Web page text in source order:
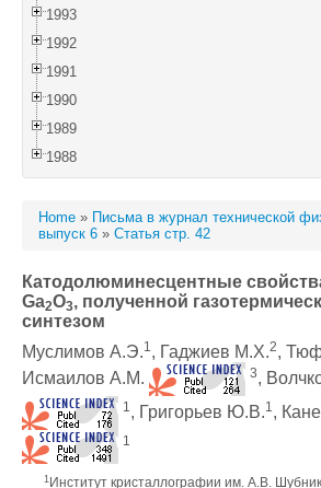
1993
1992
1991
1990
1989
1988
Home » Письма в журнал технической
выпуск 6 » Статья стр. 42
Катодолюминесцентные
Ga2O3, полученной
синтезом
Муслимов А.Э.1, Гаджиев М.Х.2,
Исмаилов А.М.
3,
1 , Григорьев Ю.В.1 ,
1
1 Институт кристаллографии им. А.В.